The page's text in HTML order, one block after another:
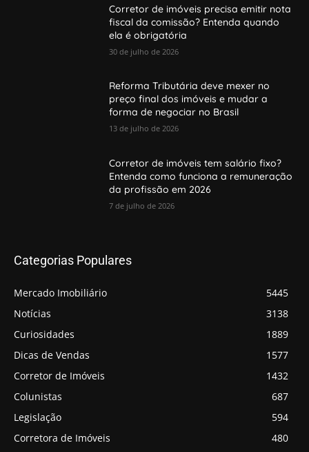
Corretor de imóveis precisa emitir nota
fiscal da comissão? Entenda quando
ela é obrigatória
30 de julho de 2026
Reforma Tributária deve mexer no
preço final dos imóveis e mudar a
forma de negociar no Brasil
13 de julho de 2026
Corretor de imóveis tem salário fixo?
Entenda como funciona a remuneração
da profissão em 2026
7 de julho de 2026
Categorias Populares
Mercado Imobiliário
5445
Notícias
3138
Curiosidades
1889
Dicas de Vendas
1577
Corretor de Imóveis
1432
Colunistas
687
Legislação
594
Corretora de Imóveis
480